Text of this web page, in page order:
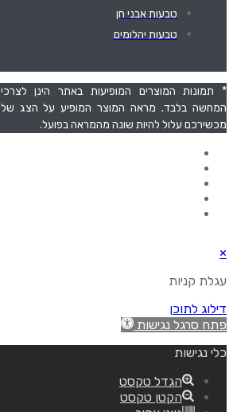
טבעות אבני חן
טבעות יהלומים
* תמונות המוצרים המופיעות באתר הינן לצרכי
המחשה בלבד. מראה המוצר המופיע על הצג של
מכשירכם עלול להיות שונה מהמראה בפועל.
תפריט
×
עגלת קניות
דילוג לתוכן
פתח סרגל נגישות
כלי נגישות
הגדל טקסט
הקטן טקסט